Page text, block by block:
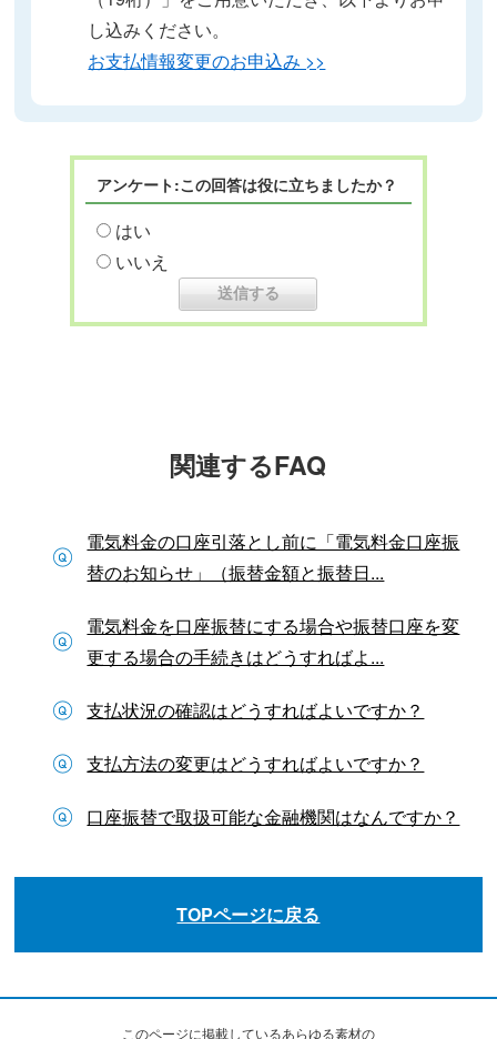
し込みください。
お支払情報変更のお申込み >>
アンケート:この回答は役に立ちましたか？
はい
いいえ
関連するFAQ
電気料金の口座引落とし前に「電気料金口座振
替のお知らせ」（振替金額と振替日...
電気料金を口座振替にする場合や振替口座を変
更する場合の手続きはどうすればよ...
支払状況の確認はどうすればよいですか？
支払方法の変更はどうすればよいですか？
口座振替で取扱可能な金融機関はなんですか？
TOPページに戻る
このページに掲載しているあらゆる素材の